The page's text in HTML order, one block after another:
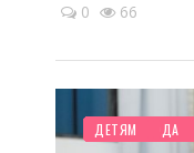
0 66
НОВОСТИ МИРА
РЕБЕНОК
ТВОРЧЕСТВО
МУЛЬТФИЛЬМЫ
СЕМЬЯ
ОТДЫХ
ЗДОРОВЬЕ
ДО ГОДА
ПЛАНИРОВАНИЕ
БЕРЕМЕННОСТЬ
СТАРШЕ ГОДА
КРАСОТА
СТАТЬИ
ДЕТЯМ